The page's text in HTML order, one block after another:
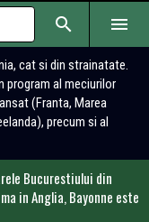
 
cat si din strainatate.
program al meciurilor
(Franta, Marea
precum si al
Bucurestiului din
in Anglia, Bayonne este